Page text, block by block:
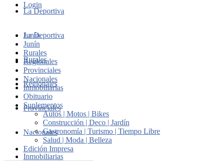
Login
La Deportiva
Junín
Rurales
Regionales
Provinciales
Nacionales
Inmobiliarias
La Deportiva
Junín
Rurales
Regionales
Provinciales
Nacionales
Inmobiliarias
Obituario
Suplementos
Autos | Motos | Bikes
Construcción | Deco | Jardín
Gastronomía | Turismo | Tiempo Libre
Salud | Moda | Belleza
Edición Impresa